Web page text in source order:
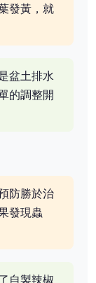
發黃，就
盆土排水
的調整開
防勝於治
發現蟲
自製辣椒